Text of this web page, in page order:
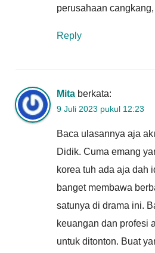
perusahaan
Reply
Mita berkata:
9 Juli 2023 pukul 12:23
Baca ulasannya aja
Didik. Cuma emang
korea tuh ada aja dah
banget membawa
satunya di drama ini.
keuangan dan profesi
untuk ditonton. Buat